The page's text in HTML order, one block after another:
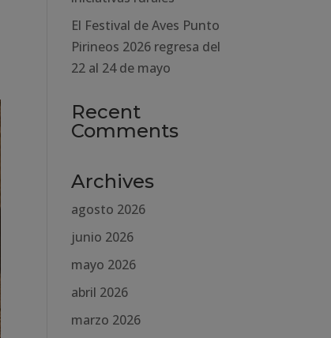
El Festival de Aves Punto
Pirineos 2026 regresa del
22 al 24 de mayo
Recent
Comments
Archives
agosto 2026
junio 2026
mayo 2026
abril 2026
marzo 2026